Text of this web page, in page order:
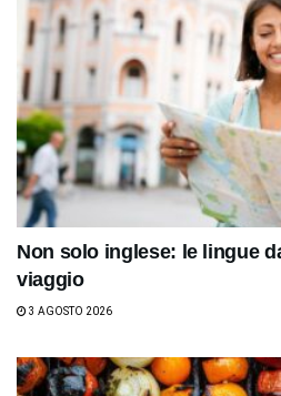
Non solo inglese: le lingue
viaggio
3 AGOSTO 2026